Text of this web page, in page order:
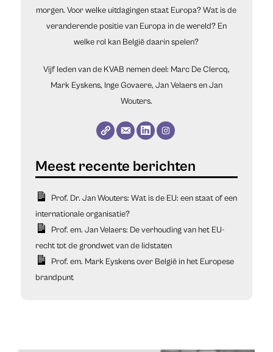
morgen. Voor welke uitdagingen staat Europa? Wat is de
veranderende positie van Europa in de wereld? En
welke rol kan België daarin spelen?
Vijf leden van de KVAB nemen deel: Marc De Clercq,
Mark Eyskens, Inge Govaere, Jan Velaers en Jan
Wouters.
Prof. Dr. Jan Wouters: Wat is de EU: een staat of een
internationale organisatie?
Prof. em. Jan Velaers: De verhouding van het EU-
recht tot de grondwet van de lidstaten
Prof. em. Mark Eyskens over België in het Europese
brandpunt